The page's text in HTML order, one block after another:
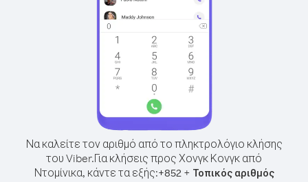
Να καλείτε τον αριθμό από το πληκτρολόγιο κλήσης
του Viber.Για κλήσεις προς Χονγκ Κονγκ από
Ντομίνικα, κάντε τα εξής:+852+ Τοπικός αριθμός